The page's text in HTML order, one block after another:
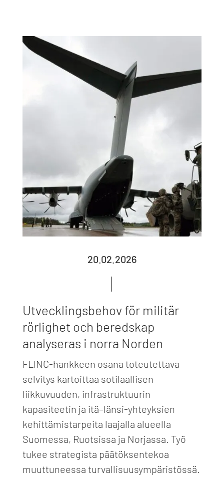
20.02.2026
Utvecklingsbehov för militär
rörlighet och beredskap
analyseras i norra Norden
FLINC-hankkeen osana toteutettava
selvitys kartoittaa sotilaallisen
liikkuvuuden, infrastruktuurin
kapasiteetin ja itä–länsi-yhteyksien
kehittämistarpeita laajalla alueella
Suomessa, Ruotsissa ja Norjassa. Työ
tukee strategista päätöksentekoa
muuttuneessa turvallisuusympäristössä.